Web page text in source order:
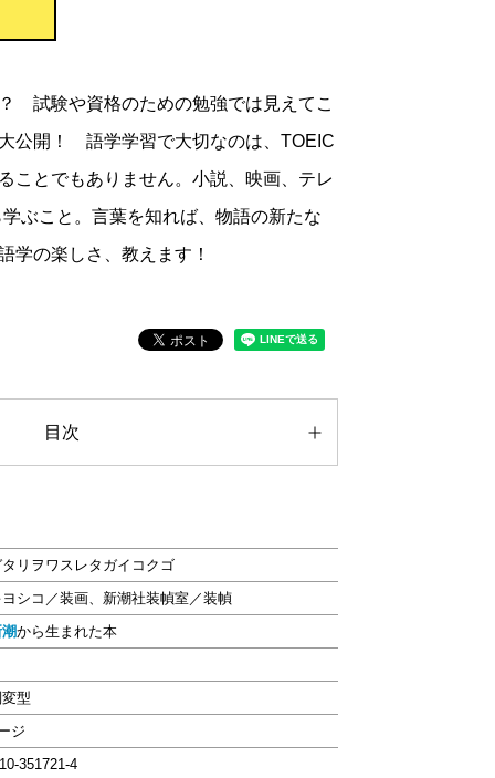
試験や資格のための勉強では見えてこ
公開！ 語学学習で大切なのは、TOEIC
ことでもありません。小説、映画、テレ
ぶこと。言葉を知れば、物語の新たな
学の楽しさ、教えます！
目次
リヲワスレタガイコクゴ
シコ／装画、新潮社装幀室／装幀
から生まれた本
型
ジ
351721-4